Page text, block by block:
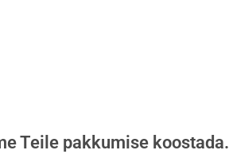
Teile pakkumise koostada.